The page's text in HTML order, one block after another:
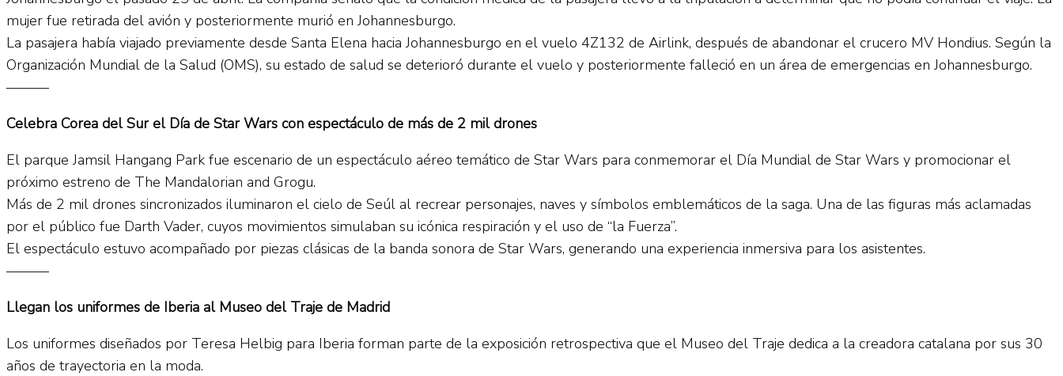
mujer fue retirada del avión y posteriormente murió en Johannesburgo.
La pasajera había viajado previamente desde Santa Elena hacia Johannesburgo en el vuelo 4Z132 de Airlink, después de abandonar el crucero MV Hondius. Según la
Organización Mundial de la Salud (OMS), su estado de salud se deterioró durante el vuelo y posteriormente falleció en un área de emergencias en Johannesburgo.
———
Celebra Corea del Sur el Día de Star Wars con espectáculo de más de 2 mil drones
El parque Jamsil Hangang Park fue escenario de un espectáculo aéreo temático de Star Wars para conmemorar el Día Mundial de Star Wars y promocionar el
próximo estreno de The Mandalorian and Grogu.
Más de 2 mil drones sincronizados iluminaron el cielo de Seúl al recrear personajes, naves y símbolos emblemáticos de la saga. Una de las figuras más aclamadas
por el público fue Darth Vader, cuyos movimientos simulaban su icónica respiración y el uso de “la Fuerza”.
El espectáculo estuvo acompañado por piezas clásicas de la banda sonora de Star Wars, generando una experiencia inmersiva para los asistentes.
———
Llegan los uniformes de Iberia al Museo del Traje de Madrid
Los uniformes diseñados por Teresa Helbig para Iberia forman parte de la exposición retrospectiva que el Museo del Traje dedica a la creadora catalana por sus 30
años de trayectoria en la moda.